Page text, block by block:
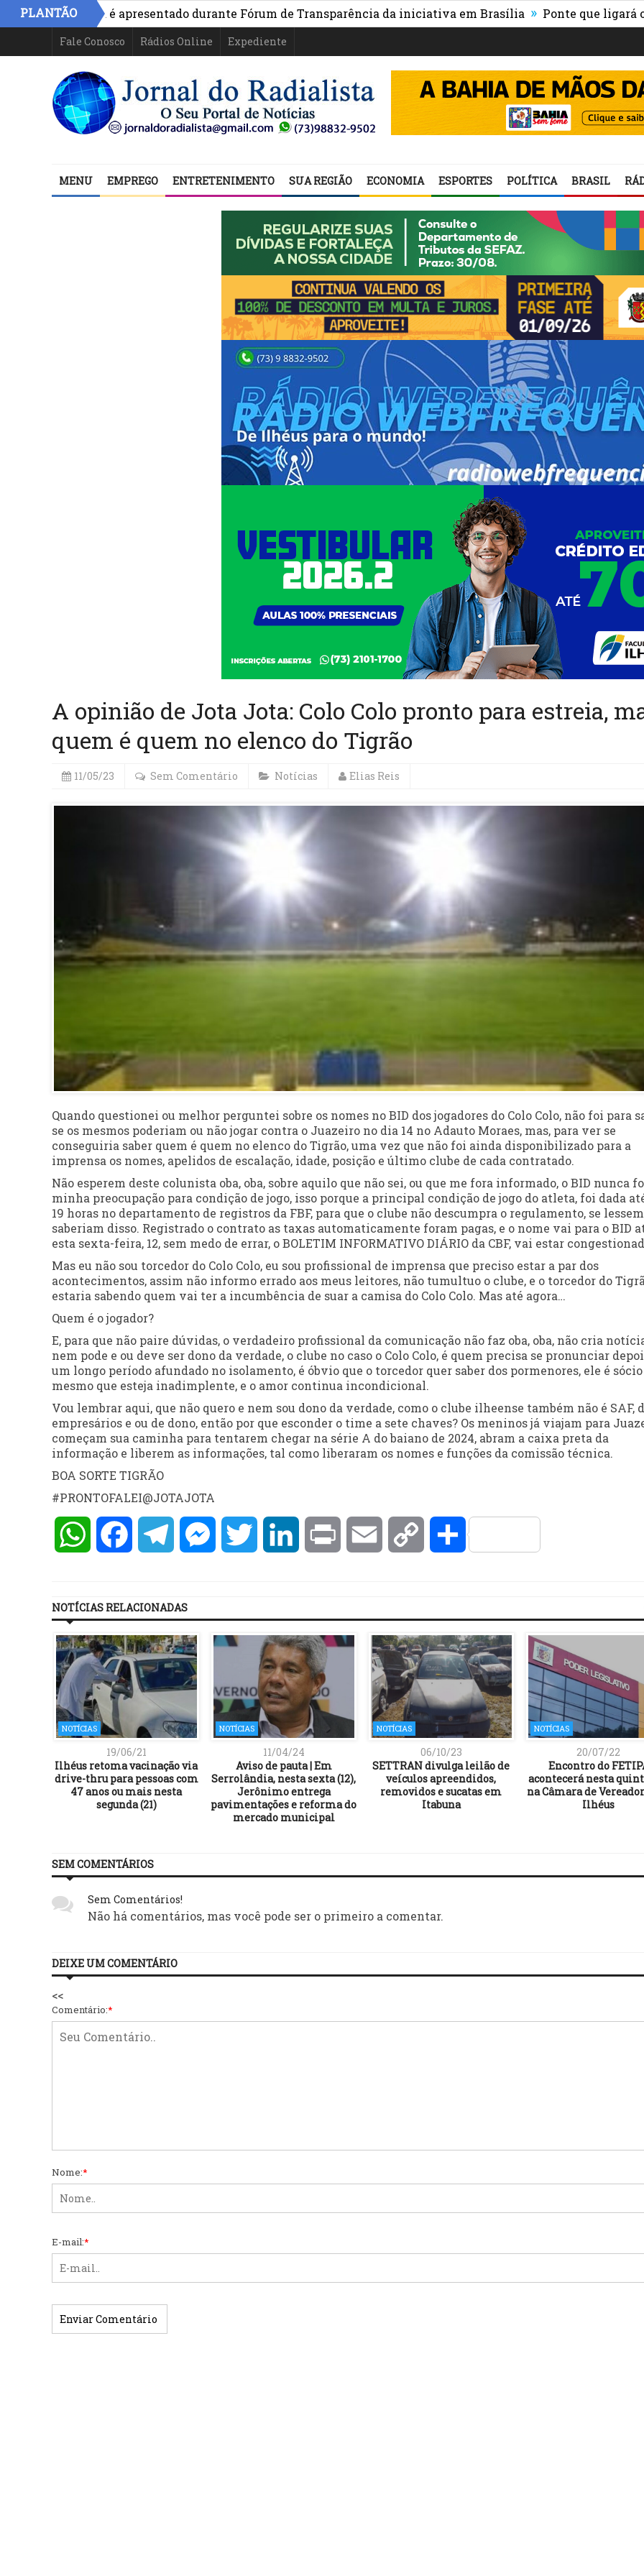
PLANTÃO
na Bahia é apresentado durante Fórum de Transparência da iniciativa em Brasília » Ponte que ligará o centro
Fale Conosco Rádios Online Expediente
MENU EMPREGO ENTRETENIMENTO SUA REGIÃO ECONOMIA ESPORTES POLÍTICA BRASIL
A opinião de Jota Jota: Colo Colo pronto para estreia,
quem é quem no elenco do Tigrão
11/05/23 Sem Comentário Notícias Elias Reis
Quando questionei ou melhor perguntei sobre os nomes no BID dos jogadores do Colo Colo, não foi para
se os mesmos poderiam ou não jogar contra o Juazeiro no dia 14 no Adauto Moraes, mas, para ver se
conseguiria saber quem é quem no elenco do Tigrão, uma vez que não foi ainda disponibilizado para a
imprensa os nomes, apelidos de escalação, idade, posição e último clube de cada contratado.
Não esperem deste colunista oba, oba, sobre aquilo que não sei, ou que me fora informado, o BID nunca
minha preocupação para condição de jogo, isso porque a principal condição de jogo do atleta, foi dada
19 horas no departamento de registros da FBF, para que o clube não descumpra o regulamento, se lessem
saberiam disso. Registrado o contrato as taxas automaticamente foram pagas, e o nome vai para o BID
esta sexta-feira, 12, sem medo de errar, o BOLETIM INFORMATIVO DIÁRIO da CBF, vai estar
Mas eu não sou torcedor do Colo Colo, eu sou profissional de imprensa que preciso estar a par dos
acontecimentos, assim não informo errado aos meus leitores, não tumultuo o clube, e o torcedor do
estaria sabendo quem vai ter a incumbência de suar a camisa do Colo Colo. Mas até agora…
Quem é o jogador?
E, para que não paire dúvidas, o verdadeiro profissional da comunicação não faz oba, oba, não cria
nem pode e ou deve ser dono da verdade, o clube no caso o Colo Colo, é quem precisa se pronunciar
um longo período afundado no isolamento, é óbvio que o torcedor quer saber dos pormenores, ele é sócio
mesmo que esteja inadimplente, e o amor continua incondicional.
Vou lembrar aqui, que não quero e nem sou dono da verdade, como o clube ilheense também não é SAF,
empresários e ou de dono, então por que esconder o time a sete chaves? Os meninos já viajam para
começam sua caminha para tentarem chegar na série A do baiano de 2024, abram a caixa preta da
informação e liberem as informações, tal como liberaram os nomes e funções da comissão técnica.
BOA SORTE TIGRÃO
#PRONTOFALEI@JOTAJOTA
WhatsAppFacebookTelegramMessengerTwitter LinkedInPrint Email Copy Compartilhar
NOTÍCIAS RELACIONADAS
NOTÍCIAS
19/06/21
Ilhéus retoma vacinação via
drive-thru para pessoas com
47 anos ou mais nesta
segunda (21)
NOTÍCIAS
11/04/24
Aviso de pauta | Em
Serrolândia, nesta sexta (12),
Jerônimo entrega
pavimentações e reforma do
mercado municipal
NOTÍCIAS
06/10/23
SETTRAN divulga leilão de
veículos apreendidos,
removidos e sucatas em
Itabuna
NOTÍCIAS
20/07/22
Encontro do
acontecerá nesta
na Câmara de
Ilhéus
SEM COMENTÁRIOS
Sem Comentários!
Não há comentários, mas você pode ser o primeiro a comentar.
DEIXE UM COMENTÁRIO
<<
Comentário:*
Nome:*
E-mail:*